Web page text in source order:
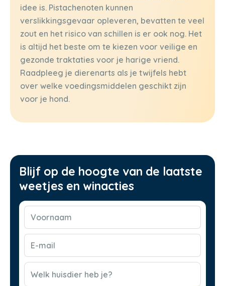
idee is. Pistachenoten kunnen
verslikkingsgevaar opleveren, bevatten te veel
zout en het risico van schillen is er ook nog. Het
is altijd het beste om te kiezen voor veilige en
gezonde traktaties voor je harige vriend.
Raadpleeg je dierenarts als je twijfels hebt
over welke voedingsmiddelen geschikt zijn
voor je hond.
Blijf op de hoogte van de laatste
weetjes en winacties
Voornaam
(Vereist)
E-
mail
(Vereist)
CAPTCHA
Welk huisdier heb je?